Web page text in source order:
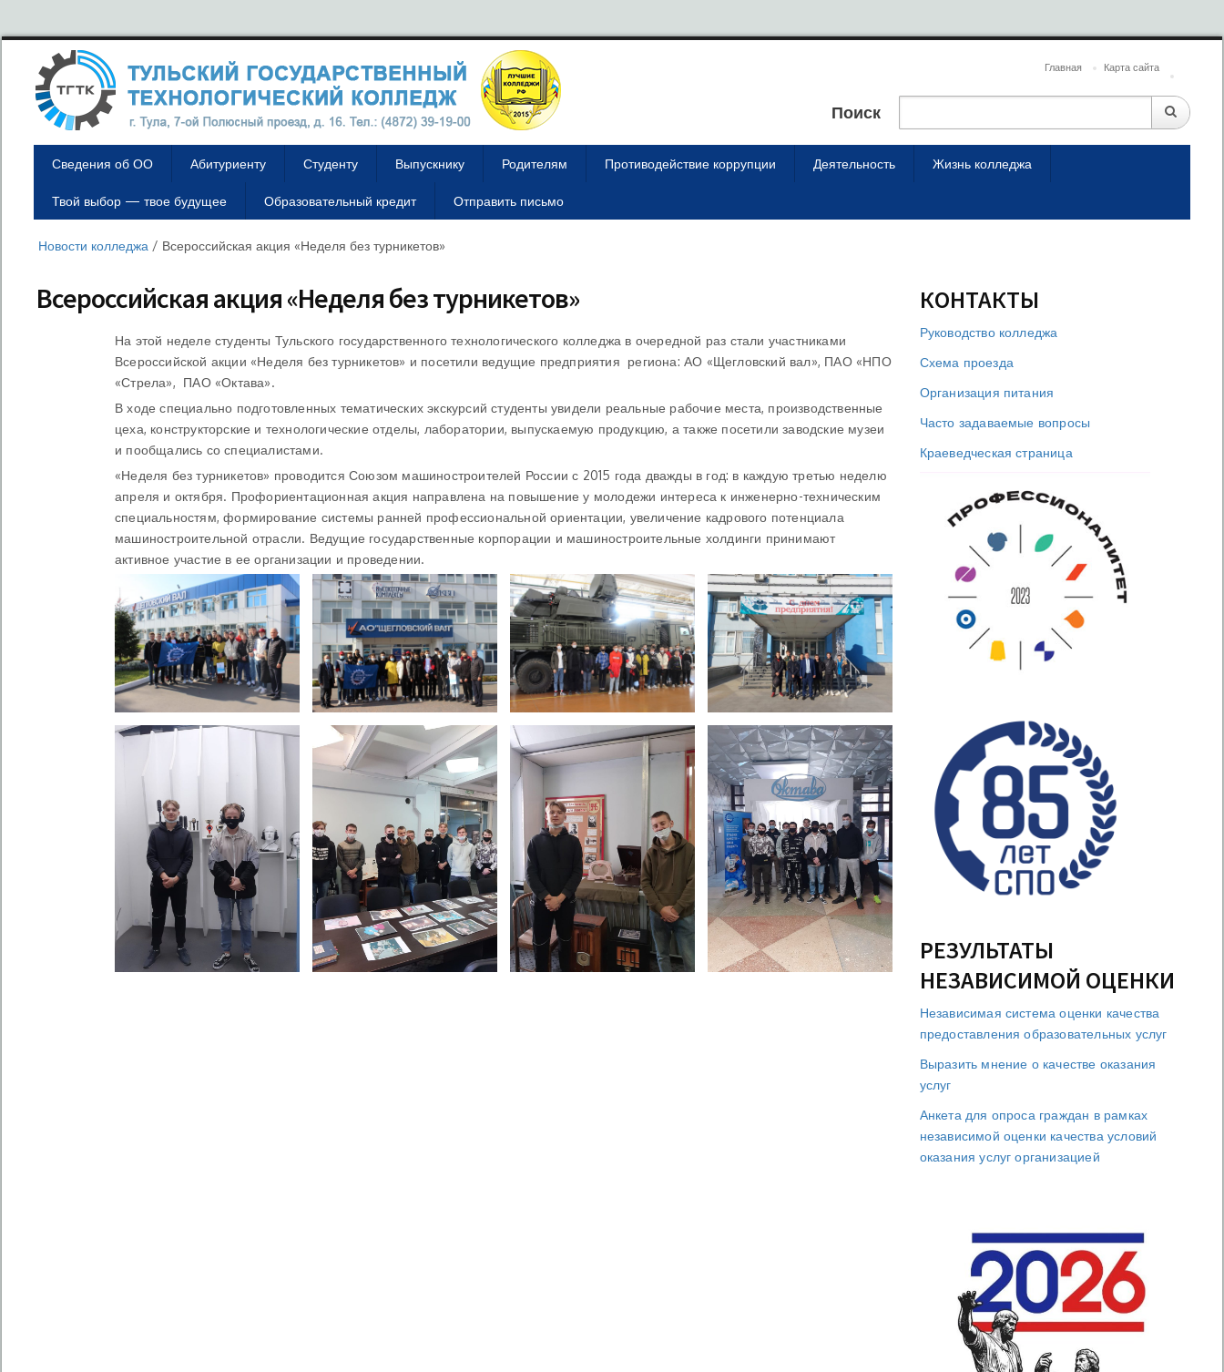
Главная Карта сайта
Поиск
Сведения об ОО Абитуриенту Студенту Выпускнику Родителям Противодействие коррупции Деятельность Жизнь колледжа
Твой выбор — твое будущее Образовательный кредит Отправить письмо
Новости колледжа / Всероссийская акция «Неделя без турникетов»
Всероссийская акция «Неделя без турникетов»
На этой неделе студенты Тульского государственного технологического колледжа в очередной раз стали участниками
Всероссийской акции «Неделя без турникетов» и посетили ведущие предприятия региона: АО «Щегловский вал», ПАО «НПО
«Стрела», ПАО «Октава».
В ходе специально подготовленных тематических экскурсий студенты увидели реальные рабочие места, производственные
цеха, конструкторские и технологические отделы, лаборатории, выпускаемую продукцию, а также посетили заводские музеи
и пообщались со специалистами.
«Неделя без турникетов» проводится Союзом машиностроителей России с 2015 года дважды в год: в каждую третью неделю
апреля и октября. Профориентационная акция направлена на повышение у молодежи интереса к инженерно-техническим
специальностям, формирование системы ранней профессиональной ориентации, увеличение кадрового потенциала
машиностроительной отрасли. Ведущие государственные корпорации и машиностроительные холдинги принимают
активное участие в ее организации и проведении.
КОНТАКТЫ
Руководство колледжа
Схема проезда
Организация питания
Часто задаваемые вопросы
Краеведческая страница
РЕЗУЛЬТАТЫ
НЕЗАВИСИМОЙ ОЦЕНКИ
Независимая система оценки качества
предоставления образовательных услуг
Выразить мнение о качестве оказания
услуг
Анкета для опроса граждан в рамках
независимой оценки качества условий
оказания услуг организацией